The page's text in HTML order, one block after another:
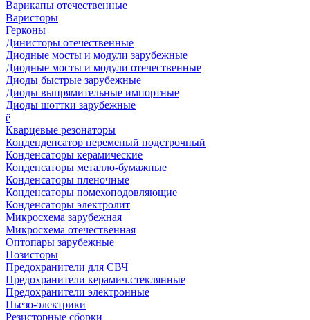
Варикапы отечественные
Варисторы
Герконы
Динисторы отечественные
Диодные мосты и модули зарубежные
Диодные мосты и модули отечественные
Диоды быстрые зарубежные
Диоды выпрямительные импортные
Диоды шоттки зарубежные
ё
Кварцевые резонаторы
Конденденсатор переменый подстрочный
Конденсаторы керамические
Конденсаторы металло-бумажные
Конденсаторы пленочные
Конденсаторы помехоподовляющие
Конденсаторы электролит
Микросхема зарубежная
Микросхема отечественная
Оптопары зарубежные
Позисторы
Предохранители для СВЧ
Предохранители керамич.стеклянные
Предохранители электронные
Пьезо-электрики
Резисторные сборки